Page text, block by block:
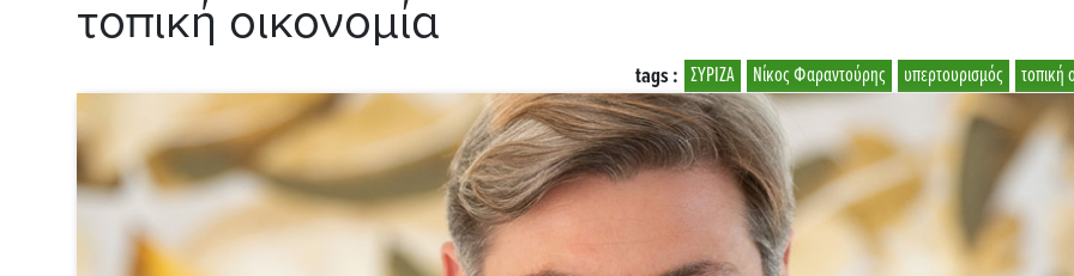
τοπική οικονομία
τοπική
υπερτουρισμός
Νίκος Φαραντούρης
ΣΥΡΙΖΑ
tags :